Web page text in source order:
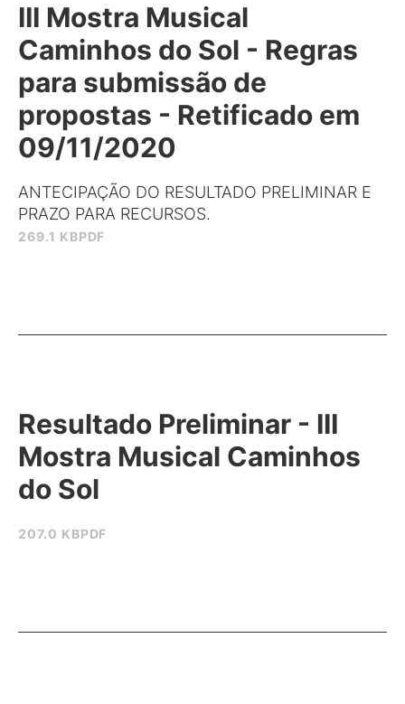
269.1 KBPDF
III Mostra Musical
Caminhos do Sol - Regras
para submissão de
propostas - Retificado em
09/11/2020
ANTECIPAÇÃO DO RESULTADO PRELIMINAR E
PRAZO PARA RECURSOS.
207.0 KBPDF
Resultado Preliminar - III
Mostra Musical Caminhos
do Sol